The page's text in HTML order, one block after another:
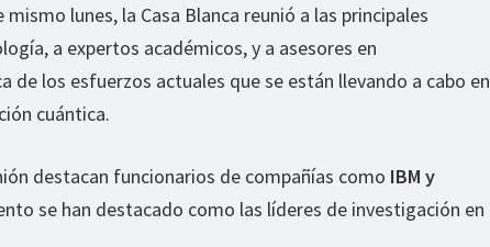
lunes, la Casa Blanca reunió a las principales
a expertos académicos, y a asesores en
de los esfuerzos actuales que se están llevando a cabo en
cuántica.
destacan funcionarios de compañías como IBM y
se han destacado como las líderes de investigación en